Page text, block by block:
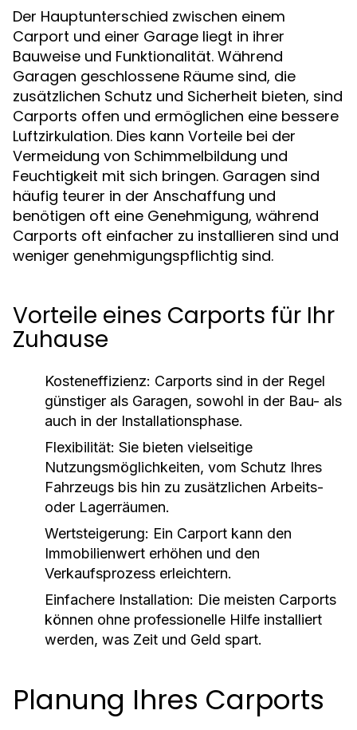
Der Hauptunterschied zwischen einem
Carport und einer Garage liegt in ihrer
Bauweise und Funktionalität. Während
Garagen geschlossene Räume sind, die
zusätzlichen Schutz und Sicherheit bieten, sind
Carports offen und ermöglichen eine bessere
Luftzirkulation. Dies kann Vorteile bei der
Vermeidung von Schimmelbildung und
Feuchtigkeit mit sich bringen. Garagen sind
häufig teurer in der Anschaffung und
benötigen oft eine Genehmigung, während
Carports oft einfacher zu installieren sind und
weniger genehmigungspflichtig sind.
Vorteile eines Carports für Ihr
Zuhause
Kosteneffizienz: Carports sind in der Regel
günstiger als Garagen, sowohl in der Bau- als
auch in der Installationsphase.
Flexibilität: Sie bieten vielseitige
Nutzungsmöglichkeiten, vom Schutz Ihres
Fahrzeugs bis hin zu zusätzlichen Arbeits-
oder Lagerräumen.
Wertsteigerung: Ein Carport kann den
Immobilienwert erhöhen und den
Verkaufsprozess erleichtern.
Einfachere Installation: Die meisten Carports
können ohne professionelle Hilfe installiert
werden, was Zeit und Geld spart.
Planung Ihres Carports